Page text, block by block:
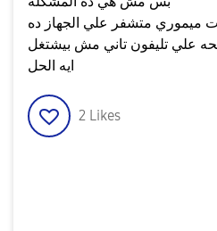
علي تليفون تاني مش بيشتغل
ايه الحل
2 Likes